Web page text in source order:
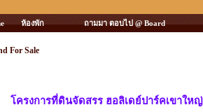
ห้องพัก ถามมา ตอบไป @ Board
For Sale
โครงการที่ดินจัดสรร ฮอลิเดย์ปาร์คเขาใหญ่